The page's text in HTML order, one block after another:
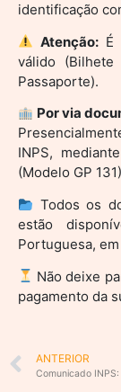
identificação
Atenção: É
válido
Passaporte).
Por via
INPS,
(Modelo GP
Todos os
estão
Portuguesa, em
Não deixe
pagamento da
Prev
ANTERIOR